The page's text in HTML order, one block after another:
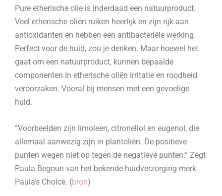
Pure etherische olie is inderdaad een natuurproduct.
Veel etherische oliën ruiken heerlijk en zijn rijk aan
antioxidanten en hebben een antibacteriële werking.
Perfect voor de huid, zou je denken. Maar hoewel het
gaat om een natuurproduct, kunnen bepaalde
componenten in etherische oliën irritatie en roodheid
veroorzaken. Vooral bij mensen met een gevoelige
huid.
“Voorbeelden zijn limoleen, citronellol en eugenol, die
allemaal aanwezig zijn in plantoliën. De positieve
punten wegen niet op tegen de negatieve punten.” Zegt
Paula Begoun van het bekende huidverzorging merk
Paula’s Choice. (bron)